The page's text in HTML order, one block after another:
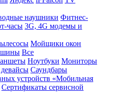
наушники Фитнес-
часы 3G, 4G модемы и
Мойщики окон
Все
Ноутбуки Мониторы
Саундбары
устройств «Мобильная
Сертификаты сервисной